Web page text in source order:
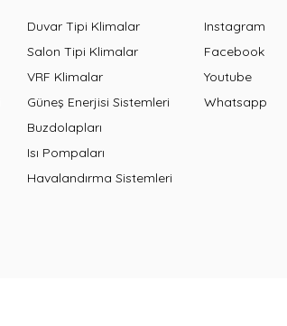
Duvar Tipi Klimalar
Salon Tipi Klimalar
VRF Klimalar
Güneş Enerjisi Sistemleri
Buzdolapları
Isı Pompaları
Havalandırma Sistemleri
Instagram
Facebook
Youtube
Whatsapp